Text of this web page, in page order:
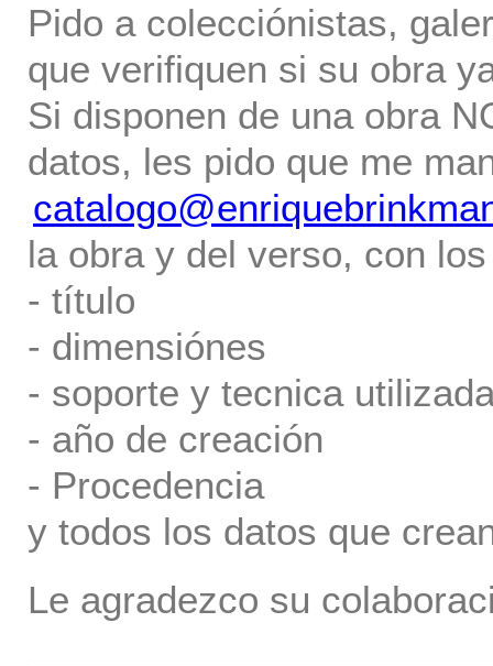
Pido a colecciónistas,
que verifiquen si su obra
Si disponen de una obra
datos, les pido que me
la obra y del verso, con
- título
- dimensiónes
- soporte y tecnica
- año de creación
- Procedencia
y todos los datos que
Le agradezco su